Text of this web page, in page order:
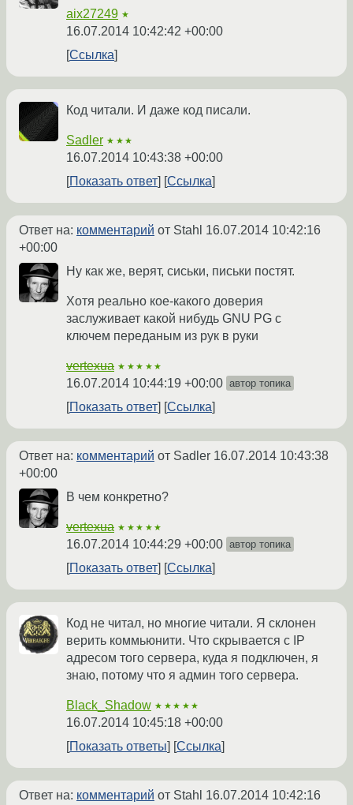
aix27249 ★
16.07.2014 10:42:42 +00:00
Ссылка
Код читали. И даже код писали.
Sadler ★★★
16.07.2014 10:43:38 +00:00
Показать ответ
Ссылка
Ответ на: комментарий от Stahl 16.07.2014 10:42:16
+00:00
Ну как же, верят, сиськи, письки постят.
Хотя реально кое-какого доверия
заслуживает какой нибудь GNU PG с
ключем переданым из рук в руки
vertexua ★★★★★
16.07.2014 10:44:19 +00:00 автор топика
Показать ответ Ссылка
Ответ на: комментарий от Sadler 16.07.2014 10:43:38
+00:00
В чем конкретно?
vertexua ★★★★★
16.07.2014 10:44:29 +00:00 автор топика
Показать ответ Ссылка
Код не читал, но многие читали. Я склонен
верить коммьюнити. Что скрывается с IP
адресом того сервера, куда я подключен, я
знаю, потому что я админ того сервера.
Black_Shadow ★★★★★
16.07.2014 10:45:18 +00:00
Показать ответы
Ссылка
Ответ на: комментарий от Stahl 16.07.2014 10:42:16